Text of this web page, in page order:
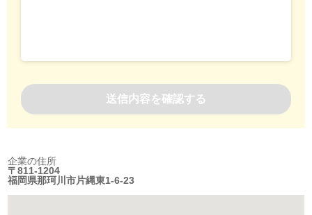
企業の住所
〒811-1204
福岡県那珂川市片縄東1-6-23